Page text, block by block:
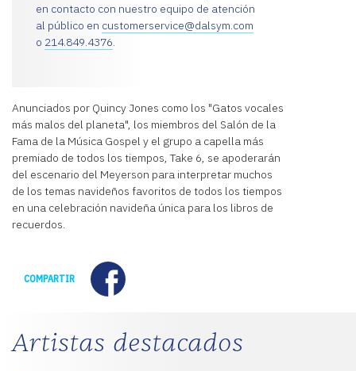
en contacto con nuestro equipo de atención
al público en customerservice@dalsym.com
o 214.849.4376.
Anunciados por Quincy Jones como los "Gatos vocales
más malos del planeta", los miembros del Salón de la
Fama de la Música Gospel y el grupo a capella más
premiado de todos los tiempos, Take 6, se apoderarán
del escenario del Meyerson para interpretar muchos
de los temas navideños favoritos de todos los tiempos
en una celebración navideña única para los libros de
recuerdos.
COMPARTIR Facebook
Artistas destacados